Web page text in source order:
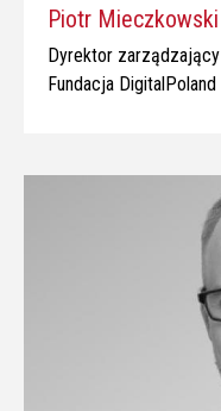
Piotr Mieczkowski
Dyrektor zarządzający
Fundacja DigitalPoland